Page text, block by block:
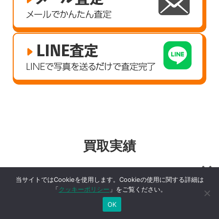
買取実績
うる星やつら その他
当サイトではCookieを使用します。Cookieの使用に関する詳細は
「クッキーポリシー 」をご覧ください。
OK